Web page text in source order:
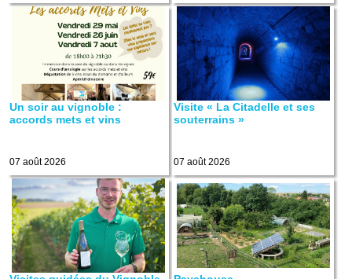
Un soir au vignoble :
accords mets et vins
07 août 2026
Visite « La Citadelle et ses
souterrains »
07 août 2026